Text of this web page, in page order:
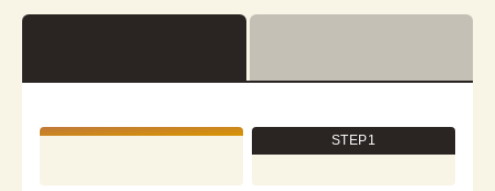
祇園OKIビル2階
STEP1